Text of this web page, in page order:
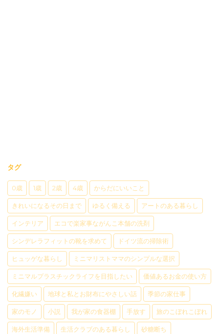
タグ
0歳 1歳 2歳 4歳 からだにいいこと
きれいになるその日まで ゆるく備える アートのある暮らし
インテリア エコで楽家事ながんこ本舗の洗剤
シンデレラフィットの靴を求めて ドイツ流の掃除術
ヒュッゲな暮らし ミニマリストママのシンプルな選択
ミニマルプラスチックライフを目指したい 価値あるお金の使い方
化繊嫌い 地球と私とお財布にやさしい話 季節の家仕事
家のモノ 小説 我が家の食器棚 手放す 旅のこぼれこぼれ
海外生活準備 生活クラブのある暮らし 砂糖断ち